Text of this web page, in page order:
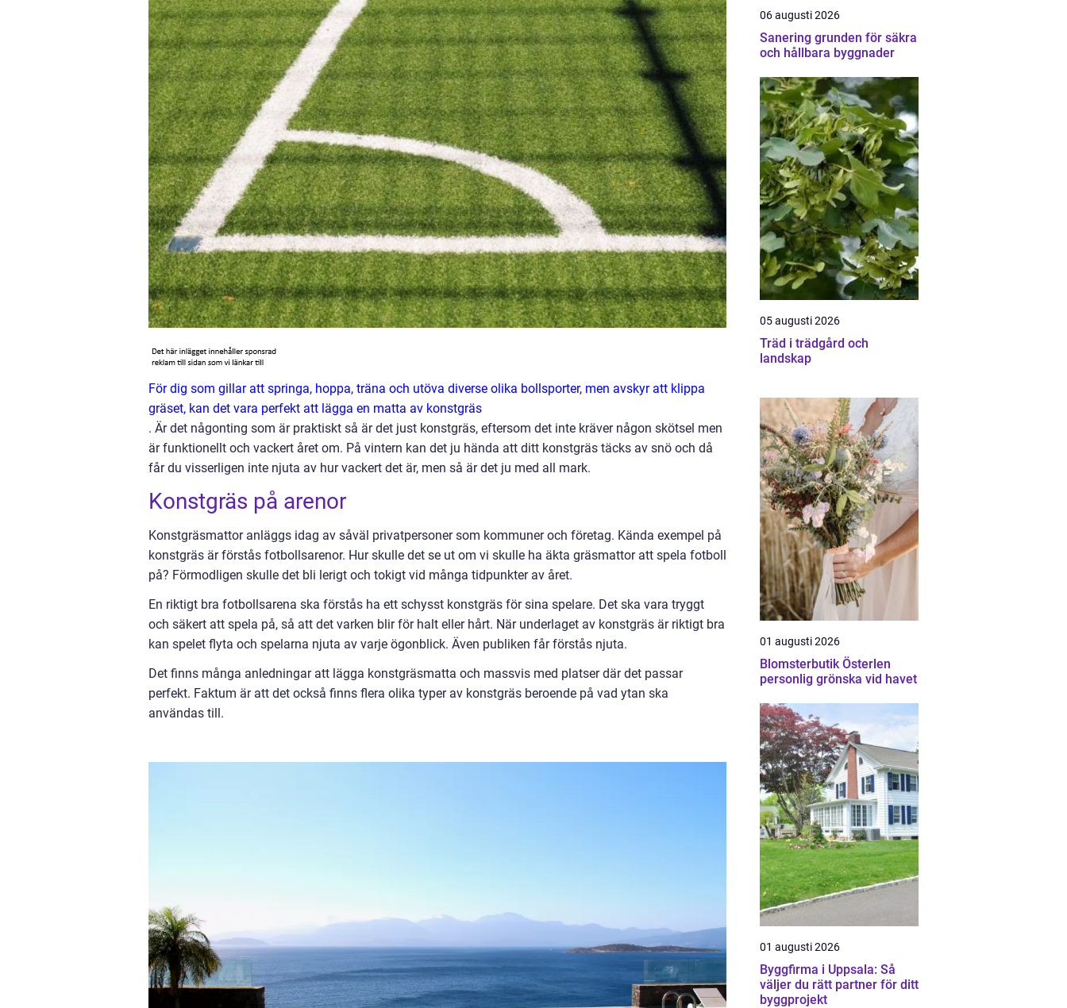
För dig som gillar att springa, hoppa, träna och utöva diverse olika bollsporter, men avskyr att klippa
gräset, kan det vara perfekt att lägga en matta av konstgräs
. Är det någonting som är praktiskt så är det just konstgräs, eftersom det inte kräver någon skötsel men
är funktionellt och vackert året om. På vintern kan det ju hända att ditt konstgräs täcks av snö och då
får du visserligen inte njuta av hur vackert det är, men så är det ju med all mark.
Konstgräs på arenor
Konstgräsmattor anläggs idag av såväl privatpersoner som kommuner och företag. Kända exempel på
konstgräs är förstås fotbollsarenor. Hur skulle det se ut om vi skulle ha äkta gräsmattor att spela fotboll
på? Förmodligen skulle det bli lerigt och tokigt vid många tidpunkter av året.
En riktigt bra fotbollsarena ska förstås ha ett schysst konstgräs för sina spelare. Det ska vara tryggt
och säkert att spela på, så att det varken blir för halt eller hårt. När underlaget av konstgräs är riktigt bra
kan spelet flyta och spelarna njuta av varje ögonblick. Även publiken får förstås njuta.
Det finns många anledningar att lägga konstgräsmatta och massvis med platser där det passar
perfekt. Faktum är att det också finns flera olika typer av konstgräs beroende på vad ytan ska
användas till.
06 augusti 2026
Sanering grunden för säkra
och hållbara byggnader
05 augusti 2026
Träd i trädgård och
landskap
01 augusti 2026
Blomsterbutik Österlen
personlig grönska vid havet
01 augusti 2026
Byggfirma i Uppsala: Så
väljer du rätt partner för ditt
byggprojekt